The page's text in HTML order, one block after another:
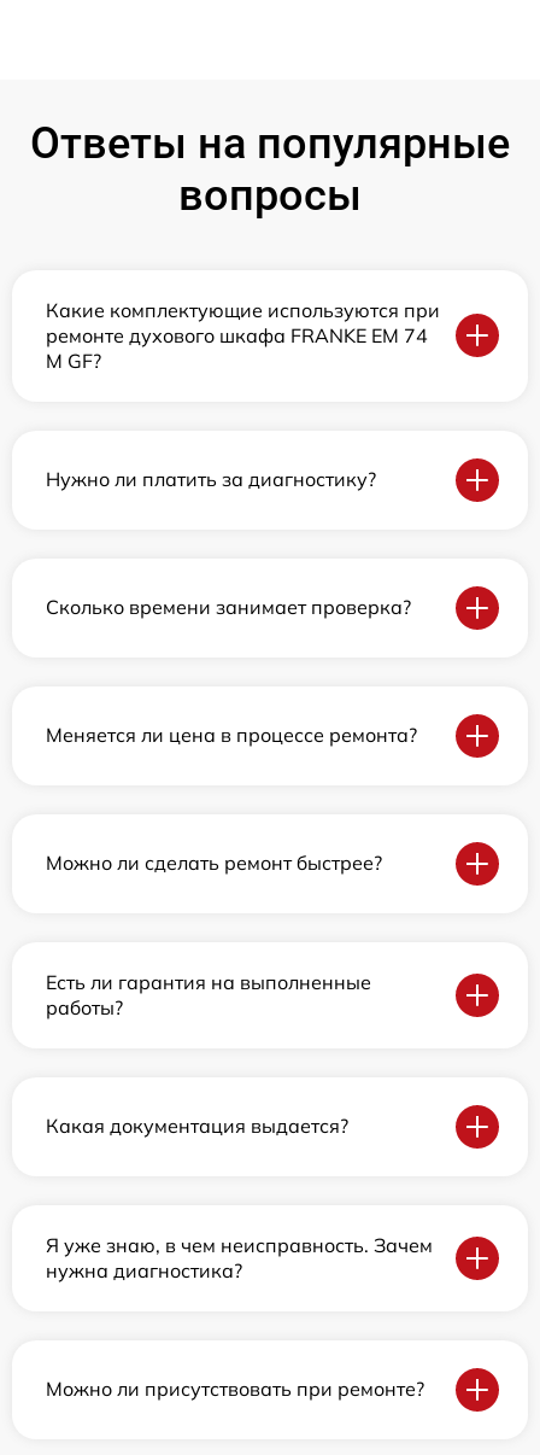
Ответы на популярные
вопросы
Какие комплектующие используются при
ремонте духового шкафа FRANKE EM 74
M GF?
Нужно ли платить за диагностику?
Сколько времени занимает проверка?
Меняется ли цена в процессе ремонта?
Можно ли сделать ремонт быстрее?
Есть ли гарантия на выполненные
работы?
Какая документация выдается?
Я уже знаю, в чем неисправность. Зачем
нужна диагностика?
Можно ли присутствовать при ремонте?